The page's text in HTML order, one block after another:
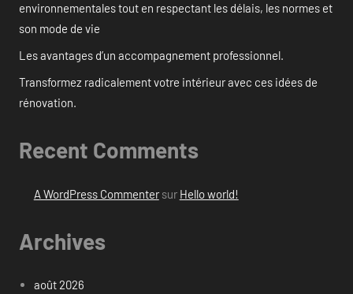
environnementales tout en respectant les délais, les normes et
son mode de vie
Les avantages d’un accompagnement professionnel.
Transformez radicalement votre intérieur avec ces idées de
rénovation.
Recent Comments
A WordPress Commentersur Hello world!
Archives
août 2026